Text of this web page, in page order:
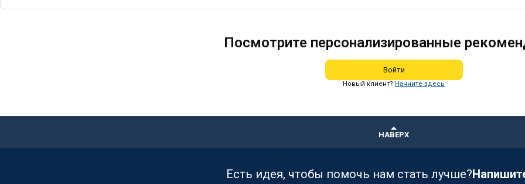
Посмотрите персонализированные
Войти
Новый клиент? Начните здесь
НАВЕРХ
Есть идея, чтобы помочь нам стать лучше?